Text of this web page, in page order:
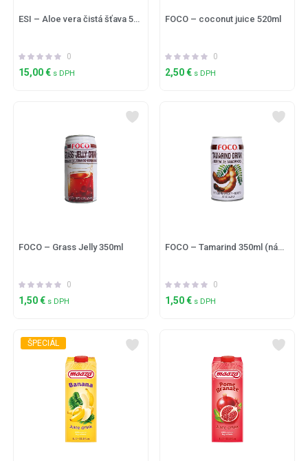
0
15,00€ s DPH
FOCO – coconut juice 520ml
0
2,50€ s DPH
FOCO – Grass Jelly 350ml
0
1,50€ s DPH
FOCO – Tamarind 350ml (nápoj z Tamarindu)
0
1,50€ s DPH
ŠPECIÁL